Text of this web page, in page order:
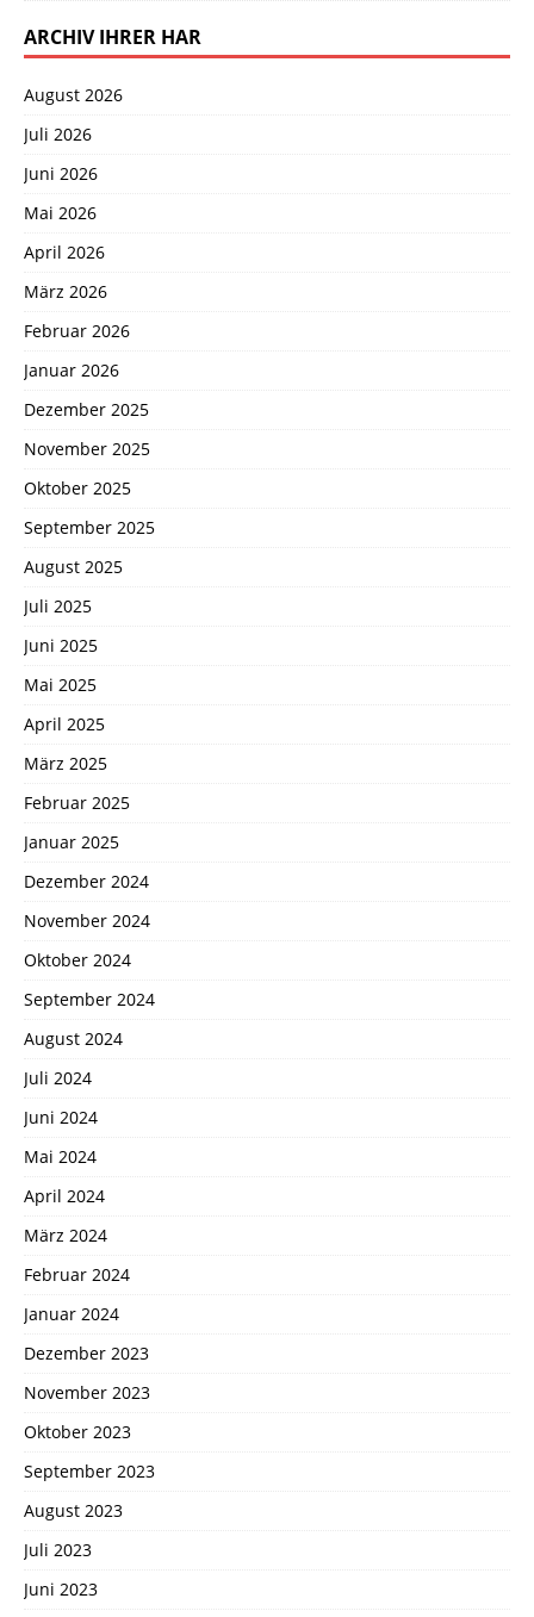
ARCHIV IHRER HAR
August 2026
Juli 2026
Juni 2026
Mai 2026
April 2026
März 2026
Februar 2026
Januar 2026
Dezember 2025
November 2025
Oktober 2025
September 2025
August 2025
Juli 2025
Juni 2025
Mai 2025
April 2025
März 2025
Februar 2025
Januar 2025
Dezember 2024
November 2024
Oktober 2024
September 2024
August 2024
Juli 2024
Juni 2024
Mai 2024
April 2024
März 2024
Februar 2024
Januar 2024
Dezember 2023
November 2023
Oktober 2023
September 2023
August 2023
Juli 2023
Juni 2023